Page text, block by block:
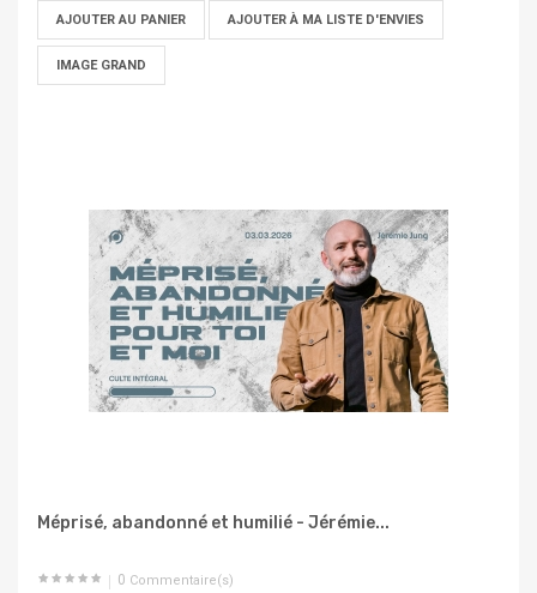
AJOUTER AU PANIER AJOUTER À MA LISTE D'ENVIES
IMAGE GRAND
Méprisé, abandonné et humilié - Jérémie...
0 Commentaire(s)